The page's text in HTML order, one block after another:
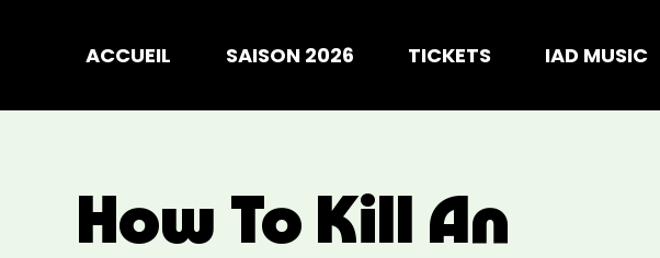
ACCUEIL SAISON 2026 TICKETS IAD MUSIC
How To Kill An